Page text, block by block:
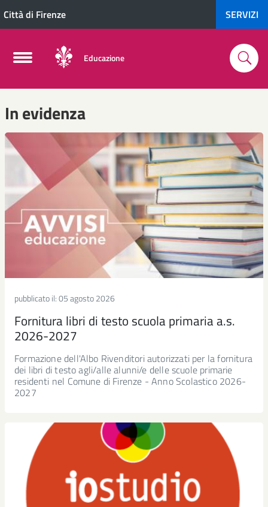
Città di Firenze SERVIZI
Educazione
In evidenza
pubblicato il:05 agosto 2026
Fornitura libri di testo scuola primaria a.s.
2026-2027
Formazione dell'Albo Rivenditori autorizzati per la fornitura
dei libri di testo agli/alle alunni/e delle scuole primarie
residenti nel Comune di Firenze - Anno Scolastico 2026-
2027